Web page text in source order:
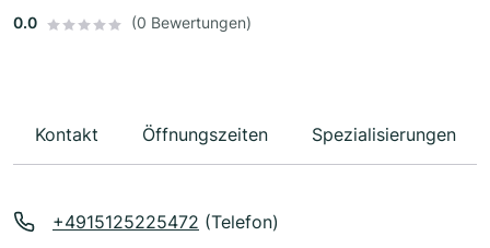
0.0
(0 Bewertungen)
Kontakt Öffnungszeiten Spezialisierungen
+4915125225472 (Telefon)